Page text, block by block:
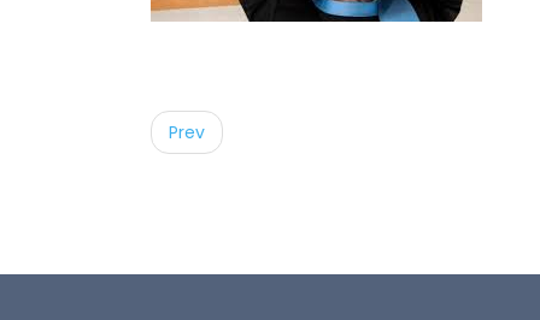
Post
navigation
Prev